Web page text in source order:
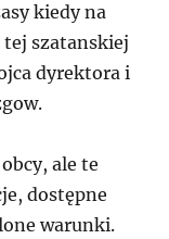
kiedy na
szatanskiej
dyrektora i
ale te
dostępne
warunki.